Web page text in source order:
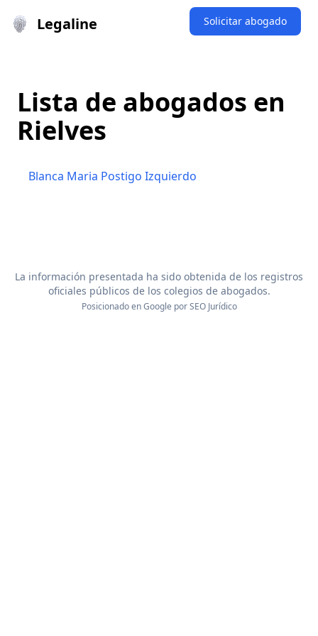
Legaline Solicitar abogado
Lista de abogados en
Rielves
Blanca Maria Postigo Izquierdo
La información presentada ha sido obtenida de los registros
oficiales públicos de los colegios de abogados.
Posicionado en Google porSEO Jurídico